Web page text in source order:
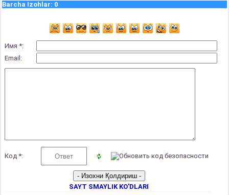
Barcha Izohlar: 0
Имя *:
Email:
Код *:
SAYT SMAYLIK KO'DLARI